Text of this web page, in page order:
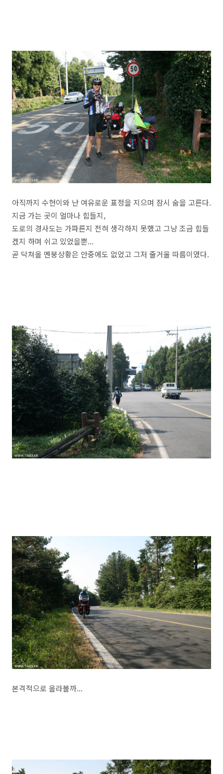
아직까지 수현이와 난 여유로운 표정을 지으며 잠시 숨을 고른다.
지금 가는 곳이 얼마나 힘들지,
도로의 경사도는 가파른지 전혀 생각하지 못했고 그냥 조금 힘들
겠지 하며 쉬고 있었을뿐...
곧 닥쳐올 멘붕상황은 안중에도 없었고 그저 줄거울 따름이였다.
본격적으로 올라볼까...